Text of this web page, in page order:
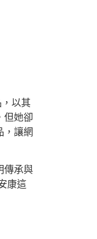
以其
但她卻
，讓網
傳承與
康這